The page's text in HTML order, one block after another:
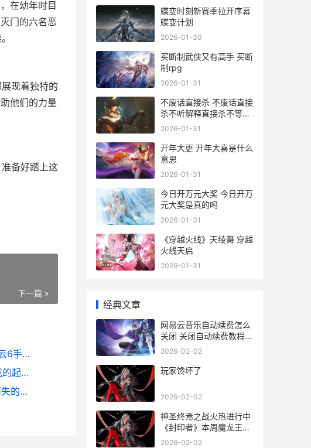
在幼年时目
门的六名恶
现着独特的
他们的力量
备好踏上这
下一篇 »
《战地风云6》单人战役正式回归 战地风云6手机版
《我的起源》9.30全新时光宠物来袭 《我的起源》时光服和正式服区别
七日世界消失的商队任务步骤攻略一览 消失的七日之都
蝶变时刻新赛季拉开序幕
蝶变计划
2026-01-30
买断制武侠又有高手 买断
制rpg
2026-01-31
不废话直接杀 不废话直接
杀不听解释直接杀不等说
话直接杀
2026-01-31
开年大更 开年大喜是什么
意思
2026-01-31
今日开万元大奖 今日开万
元大奖是真的吗
2026-01-31
《穿越火线》天绫舞 穿越
火线天启
2026-01-31
经典文章
网易云音乐自动续费怎么
关闭 关闭自动续费教程
网易云音乐自动续费怎么
2026-02-02
玩家馋坏了
2026-02-02
神圣终焉之战火热进行中
《封印者》本周魔龙王的
反击开放 终焉之神殿
2026-02-02